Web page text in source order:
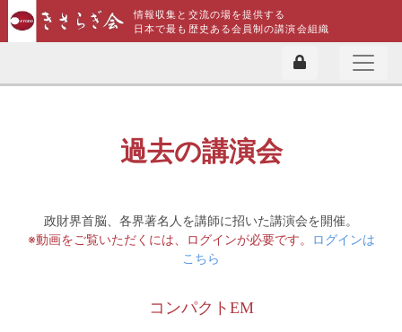
情報収集と交流の場を提供する
日本で最も歴史ある会員制の講演会組織
過去の講演会
政財界首脳、各界著名人を講師に招いた講演会を開催。
※動画をご覧いただくには、ログインが必要です。
ログインは
こちら
コンパクトEM